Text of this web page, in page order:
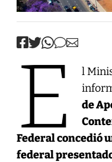
E
l
de
Federal concedió
federal